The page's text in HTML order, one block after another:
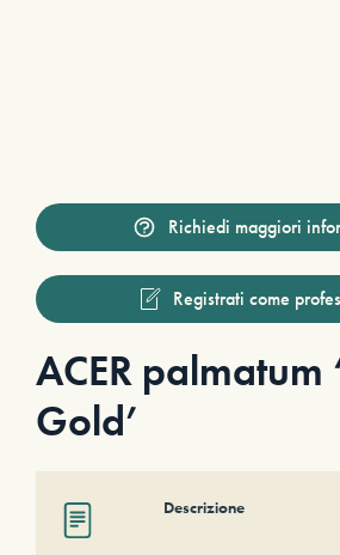
Richiedi maggiori
Registrati come
ACER palmatum
Gold’
Descrizione